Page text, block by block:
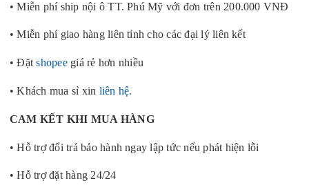
• Miễn phí ship nội ô TT. Phú Mỹ với đơn trên 200.000 VNĐ
• Miễn phí giao hàng liên tỉnh cho các đại lý liên kết
• Đặtshopeegiá rẻ hơn nhiều
• Khách mua sỉ xin liên hệ.
CAM KẾT KHI MUA HÀNG
• Hỗ trợ đổi trả bảo hành ngay lập tức nếu phát hiện lỗi
• Hỗ trợ đặt hàng 24/24